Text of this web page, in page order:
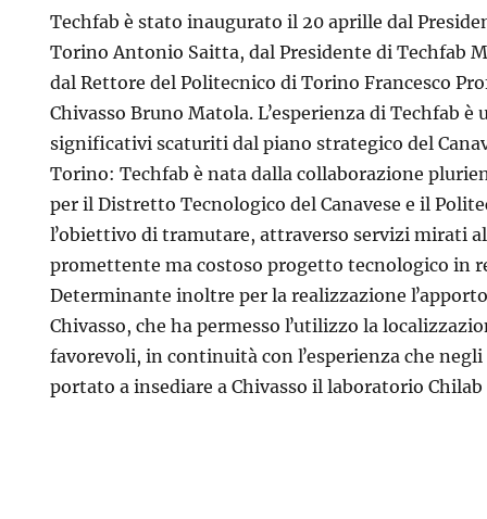
Techfab è stato inaugurato il 20 aprille dal
Torino Antonio Saitta, dal Presidente di Techfab
dal Rettore del Politecnico di Torino Francesco
Chivasso Bruno Matola. Lʼesperienza di Techfab
significativi scaturiti dal piano strategico del
Torino: Techfab è nata dalla collaborazione
per il Distretto Tecnologico del Canavese e il
lʼobiettivo di tramutare, attraverso servizi mirati
promettente ma costoso progetto tecnologico in
Determinante inoltre per la realizzazione
Chivasso, che ha permesso lʼutilizzo la
favorevoli, in continuità con lʼesperienza che
portato a insediare a Chivasso il laboratorio